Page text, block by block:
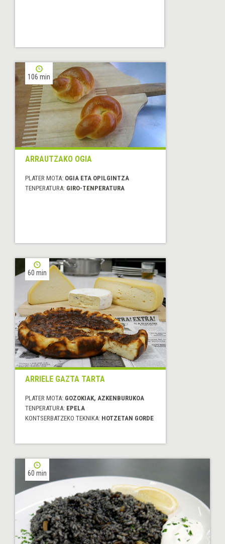
106 min
ARRAUTZAKO OGIA
PLATER MOTA: OGIA ETA OPILGINTZA
TENPERATURA: GIRO-TENPERATURA
60 min
ARRIELE GAZTA TARTA
PLATER MOTA: GOZOKIAK, AZKENBURUKOA
TENPERATURA: EPELA
KONTSERBATZEKO TEKNIKA: HOTZETAN GORDE
60 min